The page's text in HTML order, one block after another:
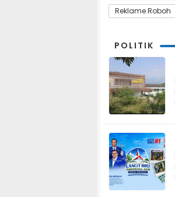
Reklame Roboh
POLITIK